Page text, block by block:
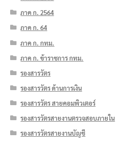
ภาค ก. 2564
ภาค ก. 64
ภาค ก. กทม.
ภาค ก. ข้าราชการ กทม.
รองสารวัตร
รองสารวัตร ด้านการเงิน
รองสารวัตร สายคอมพิวเตอร์
รองสารวัตรสายงานตรวจสอบภายใน
รองสารวัตรสายงานบัญชี